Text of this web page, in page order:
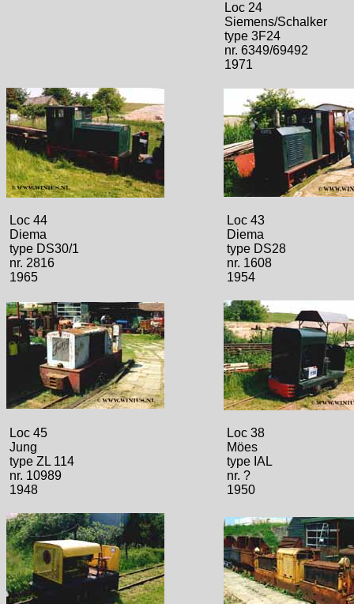
Loc 24
Siemens/Schalker
type 3F24
nr. 6349/69492
1971
Loc 44
Diema
type DS30/1
nr. 2816
1965
Loc 43
Diema
type DS28
nr. 1608
1954
Loc 45
Jung
type ZL 114
nr. 10989
1948
Loc 38
Möes
type IAL
nr. ?
1950